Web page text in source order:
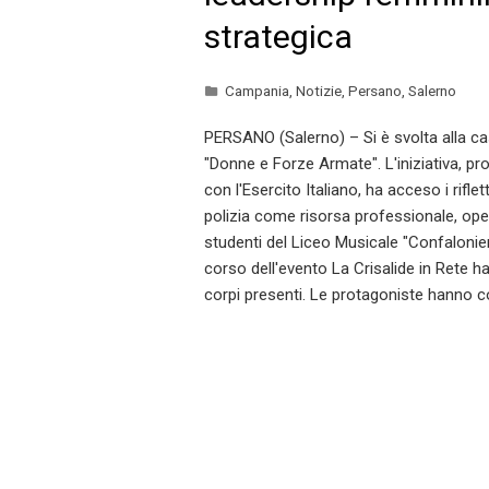
strategica
Campania Notizie Persano Salerno
PERSANO (Salerno) – Si è svolta alla
"Donne e Forze Armate". L'iniziativa,
con l'Esercito Italiano, ha acceso i
polizia come risorsa professionale,
studenti del Liceo Musicale
corso dell'evento La Crisalide in Rete
corpi presenti. Le protagoniste hanno